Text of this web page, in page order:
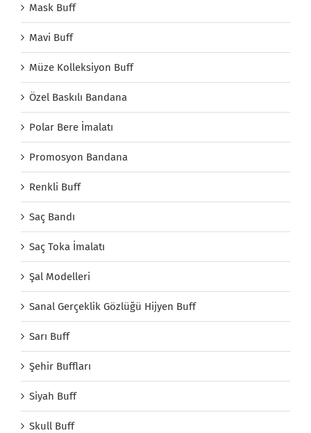
Mask Buff
Mavi Buff
Müze Kolleksiyon Buff
Özel Baskılı Bandana
Polar Bere İmalatı
Promosyon Bandana
Renkli Buff
Saç Bandı
Saç Toka İmalatı
Şal Modelleri
Sanal Gerçeklik Gözlüğü Hijyen Buff
Sarı Buff
Şehir Buffları
Siyah Buff
Skull Buff